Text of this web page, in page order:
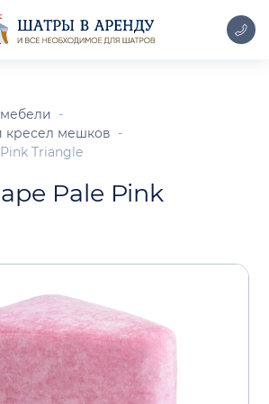
кресел мешков
Triangle
Pale Pink